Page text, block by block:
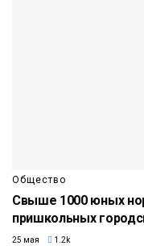
Общество
Свыше 1000 юных
пришкольных
25 мая 1.2k